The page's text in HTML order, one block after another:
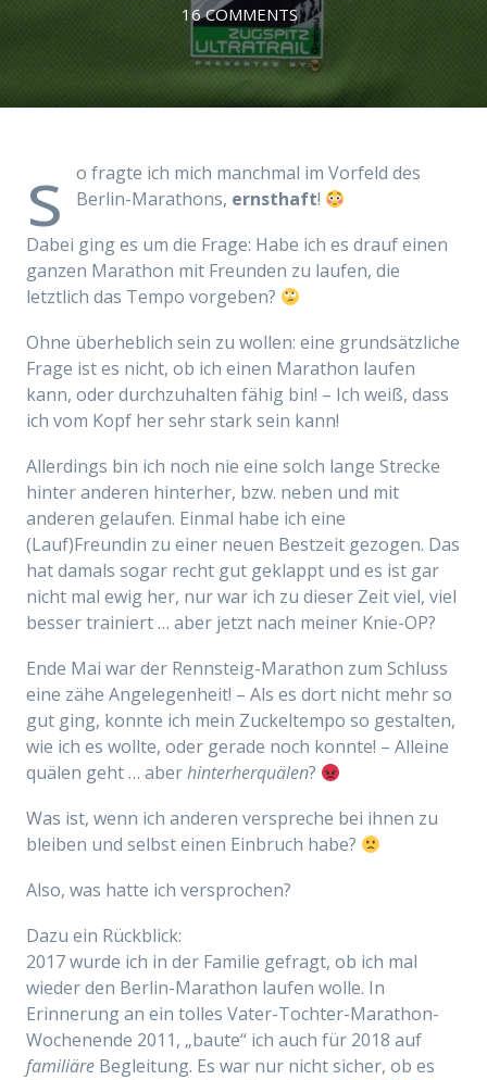
16 COMMENTS
s
o fragte ich mich manchmal im Vorfeld des
Berlin-Marathons, ernsthaft!
Dabei ging es um die Frage: Habe ich es drauf einen
ganzen Marathon mit Freunden zu laufen, die
letztlich das Tempo vorgeben?
Ohne überheblich sein zu wollen: eine grundsätzliche
Frage ist es nicht, ob ich einen Marathon laufen
kann, oder durchzuhalten fähig bin! – Ich weiß, dass
ich vom Kopf her sehr stark sein kann!
Allerdings bin ich noch nie eine solch lange Strecke
hinter anderen hinterher, bzw. neben und mit
anderen gelaufen. Einmal habe ich eine
(Lauf)Freundin zu einer neuen Bestzeit gezogen. Das
hat damals sogar recht gut geklappt und es ist gar
nicht mal ewig her, nur war ich zu dieser Zeit viel, viel
besser trainiert … aber jetzt nach meiner Knie-OP?
Ende Mai war der Rennsteig-Marathon zum Schluss
eine zähe Angelegenheit! – Als es dort nicht mehr so
gut ging, konnte ich mein Zuckeltempo so gestalten,
wie ich es wollte, oder gerade noch konnte! – Alleine
quälen geht … aberhinterherquälen?
Was ist, wenn ich anderen verspreche bei ihnen zu
bleiben und selbst einen Einbruch habe?
Also, was hatte ich versprochen?
Dazu ein Rückblick:
2017 wurde ich in der Familie gefragt, ob ich mal
wieder den Berlin-Marathon laufen wolle. In
Erinnerung an ein tolles Vater-Tochter-Marathon-
Wochenende 2011, „baute“ ich auch für 2018 auf
familiäre Begleitung. Es war nur nicht sicher, ob es